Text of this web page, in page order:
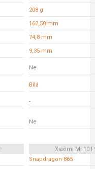
208 g
162,58 mm
74,8 mm
9,35 mm
Ne
Bílá
-
Ne
Xiaomi Mi 10
Snapdragon 865